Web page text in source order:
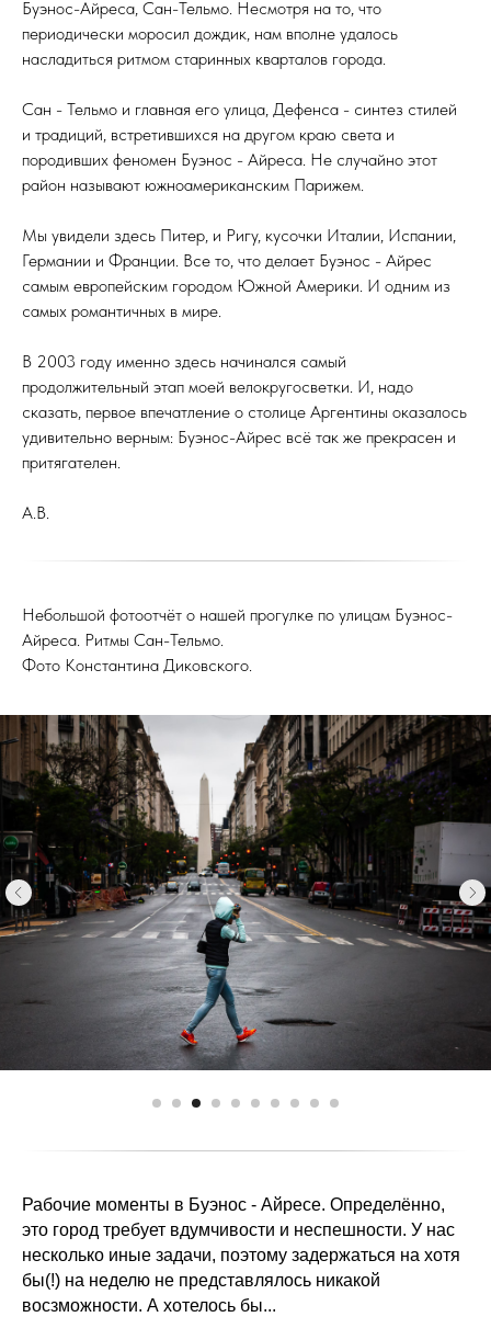
Буэнос-Айреса, Сан-Тельмо. Несмотря на то, что
периодически моросил дождик, нам вполне удалось
насладиться ритмом старинных кварталов города.
Сан - Тельмо и главная его улица, Дефенса - синтез стилей
и традиций, встретившихся на другом краю света и
породивших феномен Буэнос - Айреса. Не случайно этот
район называют южноамериканским Парижем.
Мы увидели здесь Питер, и Ригу, кусочки Италии, Испании,
Германии и Франции. Все то, что делает Буэнос - Айрес
самым европейским городом Южной Америки. И одним из
самых романтичных в мире.
В 2003 году именно здесь начинался самый
продолжительный этап моей велокругосветки. И, надо
сказать, первое впечатление о столице Аргентины оказалось
удивительно верным: Буэнос-Айрес всё так же прекрасен и
притягателен.
А.В.
Небольшой фотоотчёт о нашей прогулке по улицам Буэнос-
Айреса. Ритмы Сан-Тельмо.
Фото Константина Диковского.
Рабочие моменты в Буэнос - Айресе. Определённо,
это город требует вдумчивости и неспешности. У нас
несколько иные задачи, поэтому задержаться на хотя
бы(!) на неделю не представлялось никакой
восзможности. А хотелось бы...